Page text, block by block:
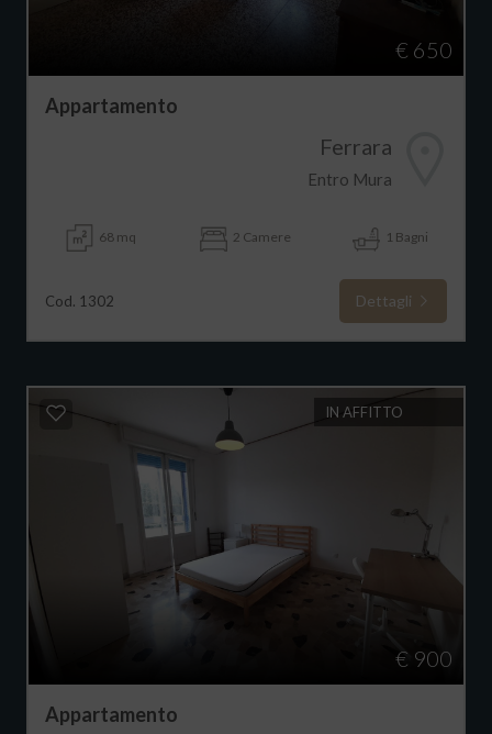
€ 650
Appartamento
Ferrara
Entro Mura
68 mq 2 Camere 1 Bagni
Cod. 1302 Dettagli
IN AFFITTO
€ 900
Appartamento